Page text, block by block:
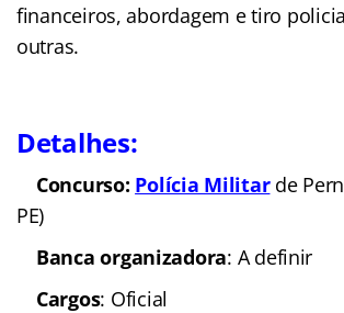
financeiros, abordagem e tiro
outras.
Detalhes:
Concurso: Polícia Militarde
PE)
Banca organizadora: A definir
Cargos: Oficial